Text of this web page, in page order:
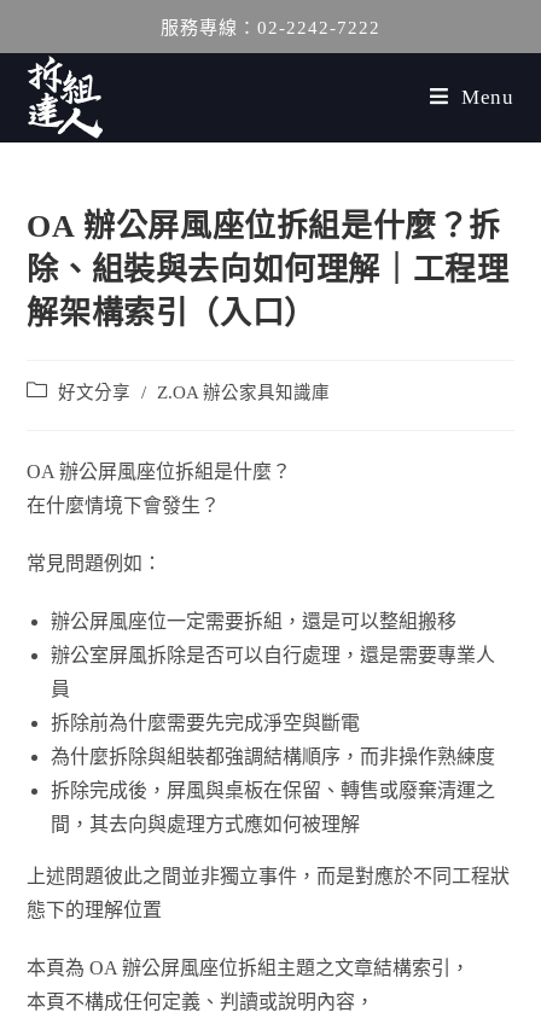
服務專線：02-2242-7222
Menu
OA 辦公屏風座位拆組是什麼？拆
除、組裝與去向如何理解｜工程理
解架構索引（入口）
好文分享 / Z.OA 辦公家具知識庫
OA 辦公屏風座位拆組是什麼？
在什麼情境下會發生？
常見問題例如：
辦公屏風座位一定需要拆組，還是可以整組搬移
辦公室屏風拆除是否可以自行處理，還是需要專業人
員
拆除前為什麼需要先完成淨空與斷電
為什麼拆除與組裝都強調結構順序，而非操作熟練度
拆除完成後，屏風與桌板在保留、轉售或廢棄清運之
間，其去向與處理方式應如何被理解
上述問題彼此之間並非獨立事件，而是對應於不同工程狀
態下的理解位置
本頁為 OA 辦公屏風座位拆組主題之文章結構索引，
本頁不構成任何定義、判讀或說明內容，